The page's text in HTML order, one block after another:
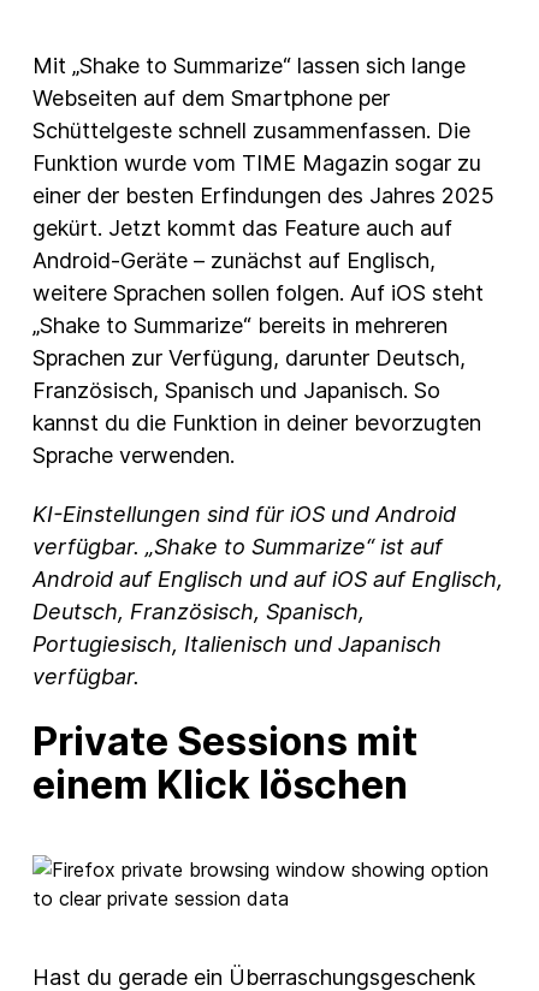
Mit „Shake to Summarize“ lassen sich lange
Webseiten auf dem Smartphone per
Schüttelgeste schnell zusammenfassen. Die
Funktion wurde vom TIME Magazin sogar zu
einer der besten Erfindungen des Jahres 2025
gekürt. Jetzt kommt das Feature auch auf
Android-Geräte – zunächst auf Englisch,
weitere Sprachen sollen folgen. Auf iOS steht
„Shake to Summarize“ bereits in mehreren
Sprachen zur Verfügung, darunter Deutsch,
Französisch, Spanisch und Japanisch. So
kannst du die Funktion in deiner bevorzugten
Sprache verwenden.
KI-Einstellungen sind für iOS und Android
verfügbar. „Shake to Summarize“ ist auf
Android auf Englisch und auf iOS auf Englisch,
Deutsch, Französisch, Spanisch,
Portugiesisch, Italienisch und Japanisch
verfügbar.
Private Sessions mit
einem Klick löschen
Hast du gerade ein Überraschungsgeschenk